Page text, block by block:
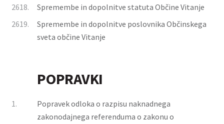
2618.
Spremembe in dopolnitve statuta Občine Vitanje
2619.
Spremembe in dopolnitve poslovnika Občinskega
sveta občine Vitanje
POPRAVKI
1.
Popravek odloka o razpisu naknadnega
zakonodajnega referenduma o zakonu o